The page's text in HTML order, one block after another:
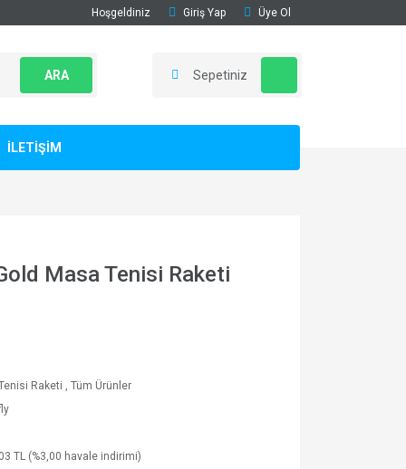
Hoşgeldiniz Giriş Yap Üye Ol
ARA Sepetiniz
İLETİŞİM
Masa Tenisi Raketi
Raketi , Tüm Ürünler
TL (%3,00 havale indirimi)